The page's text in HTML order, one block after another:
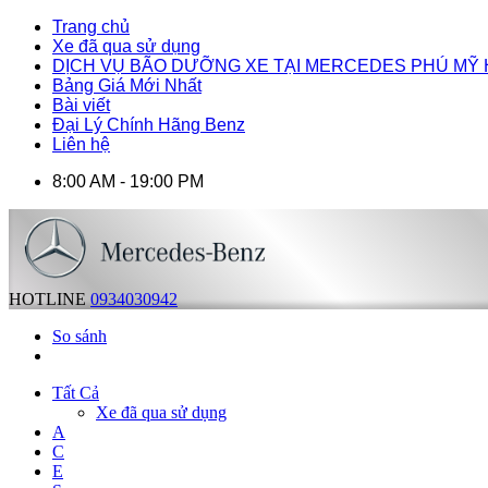
Trang chủ
Xe đã qua sử dụng
DỊCH VỤ BÃO DƯỠNG XE TẠI MERCEDES PHÚ MỸ
Bảng Giá Mới Nhất
Bài viết
Đại Lý Chính Hãng Benz
Liên hệ
8:00 AM - 19:00 PM
HOTLINE 0934030942
So sánh
Tất Cả
Xe đã qua sử dụng
A
C
E